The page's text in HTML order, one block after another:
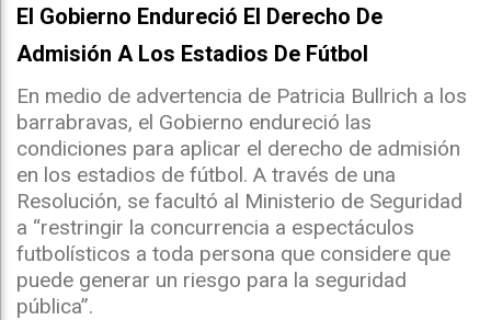
El Gobierno Endureció El Derecho De
Admisión A Los Estadios De Fútbol
En medio de advertencia de Patricia Bullrich a los
barrabravas, el Gobierno endureció las
condiciones para aplicar el derecho de admisión
en los estadios de fútbol. A través de una
Resolución, se facultó al Ministerio de Seguridad
a “restringir la concurrencia a espectáculos
futbolísticos a toda persona que considere que
puede generar un riesgo para la seguridad
pública”.